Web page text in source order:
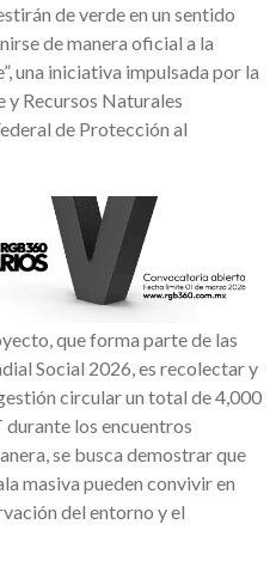
de verde en un sentido
de manera oficial a la
una iniciativa impulsada por la
Recursos Naturales
de Protección al
que forma parte de las
Social 2026, es recolectar y
circular un total de 4,000
durante los encuentros
se busca demostrar que
masiva pueden convivir en
del entorno y el